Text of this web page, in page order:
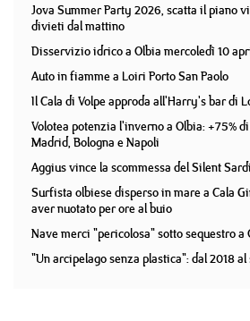
Jova Summer Party 2026, scatta il piano
divieti dal mattino
Disservizio idrico a Olbia mercoledì 10
Auto in fiamme a Loiri Porto San Paolo
Il Cala di Volpe approda all'Harry's bar di
Volotea potenzia l'inverno a Olbia: +75%
Madrid, Bologna e Napoli
Aggius vince la scommessa del Silent
Surfista olbiese disperso in mare a Cala
aver nuotato per ore al buio
Nave merci "pericolosa" sotto sequestro a
"Un arcipelago senza plastica": dal 2018